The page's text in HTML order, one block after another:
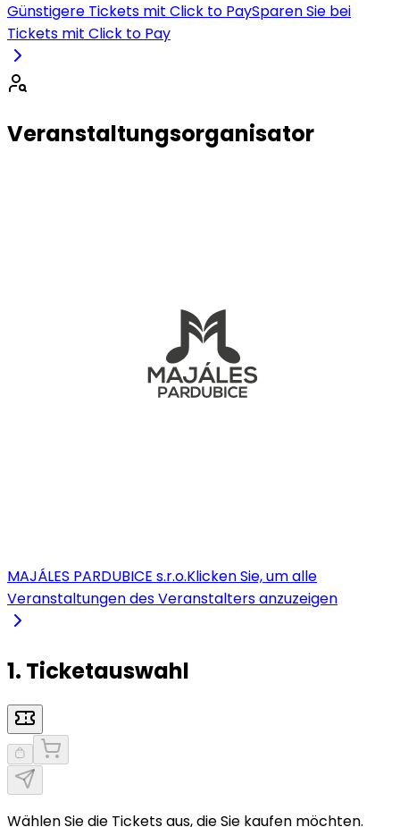
Günstigere Tickets mit Click to PaySparen Sie bei
Tickets mit Click to Pay
Veranstaltungsorganisator
MAJÁLES PARDUBICE s.r.o.Klicken Sie, um alle
Veranstaltungen des Veranstalters anzuzeigen
1. Ticketauswahl
Wählen Sie die Tickets aus, die Sie kaufen möchten.